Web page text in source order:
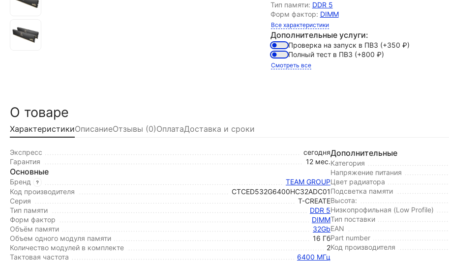
Тип памяти: DDR 5
Форм фактор: DIMM
Все характеристики
Дополнительные услуги:
Проверка на запуск в ПВЗ (+350 ₽)
Полный тест в ПВЗ (+800 ₽)
Смотреть все
О товаре
ХарактеристикиОписаниеОтзывы (0)ОплатаДоставка и сроки
Экспресс
сегодня
Гарантия
12 мес.
Основные
Бренд
TEAM GROUP
Код производителя
CTCED532G6400HC32ADC01
Серия
T-CREATE
Тип памяти
DDR 5
Форм фактор
DIMM
Объём памяти
32Gb
Объем одного модуля памяти
16 Гб
Количество модулей в комплекте
2
Тактовая частота
6400 МГц
Дополнительные
Категория
Напряжение питания
Цвет радиатора
Подсветка памяти
Высота:
Низкопрофильная (Low Profile)
Тип поставки
EAN
Part number
Код производителя